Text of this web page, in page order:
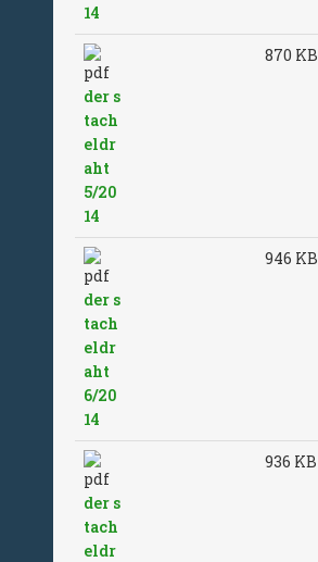
14
der s
tach
eldr
aht
5/20
14
870 KB
der s
tach
eldr
aht
6/20
14
946 KB
der s
tach
eldr
936 KB